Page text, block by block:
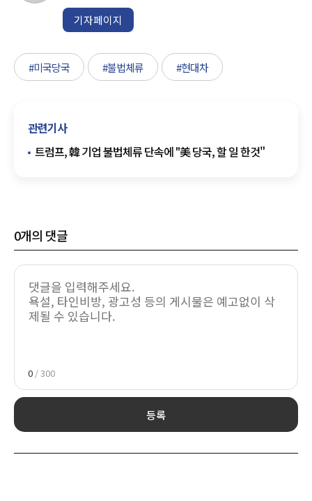
기자페이지
#미국당국 #불법체류 #현대차
관련기사
트럼프, 韓 기업 불법체류 단속에 "美 당국, 할 일 한것"
0개의 댓글
0 / 300
등록